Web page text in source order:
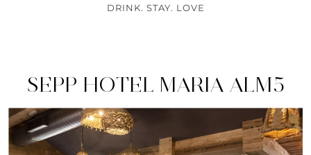
DRINK. STAY. LOVE
SEPP HOTEL MARIA ALM5